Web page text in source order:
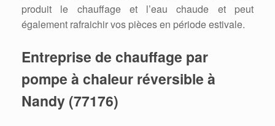
produit le chauffage et l’eau chaude et peut
également rafraichir vos pièces en période estivale.
Entreprise de chauffage par
pompe à chaleur réversible à
Nandy (77176)